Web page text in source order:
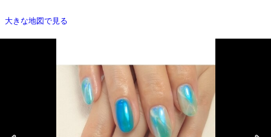
大きな地図で見る